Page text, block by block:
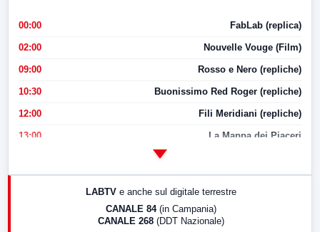
00:00 FabLab (replica)
02:00 Nouvelle Vouge (Film)
09:00 Rosso e Nero (repliche)
10:30 Buonissimo Red Roger (repliche)
12:00 Fili Meridiani (repliche)
13:00 La Mappa dei Piaceri
LABTV e anche sul digitale terrestre
CANALE 84 (in Campania)
CANALE 268 (DDT Nazionale)